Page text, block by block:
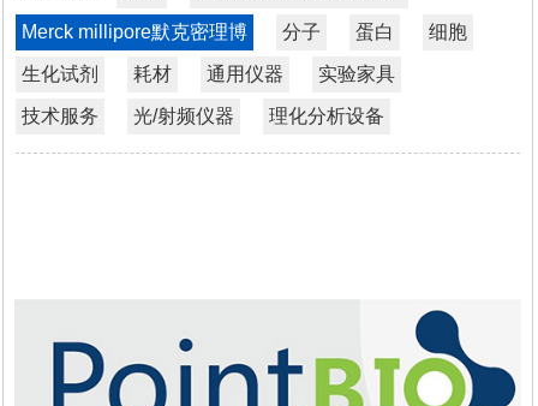
仪器
细胞培养基
分析类
Merck millipore默克密理博 分子 蛋白 细胞
生化试剂 耗材 通用仪器 实验家具
技术服务 光/射频仪器 理化分析设备